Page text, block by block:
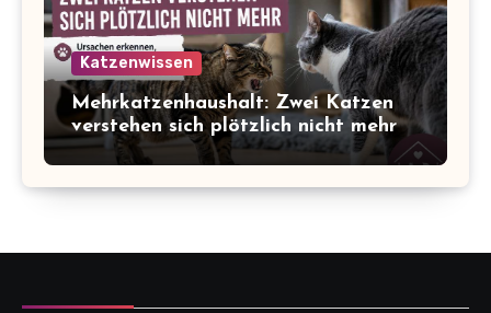
Katzenwissen
Mehrkatzenhaushalt: Zwei Katzen
verstehen sich plötzlich nicht mehr